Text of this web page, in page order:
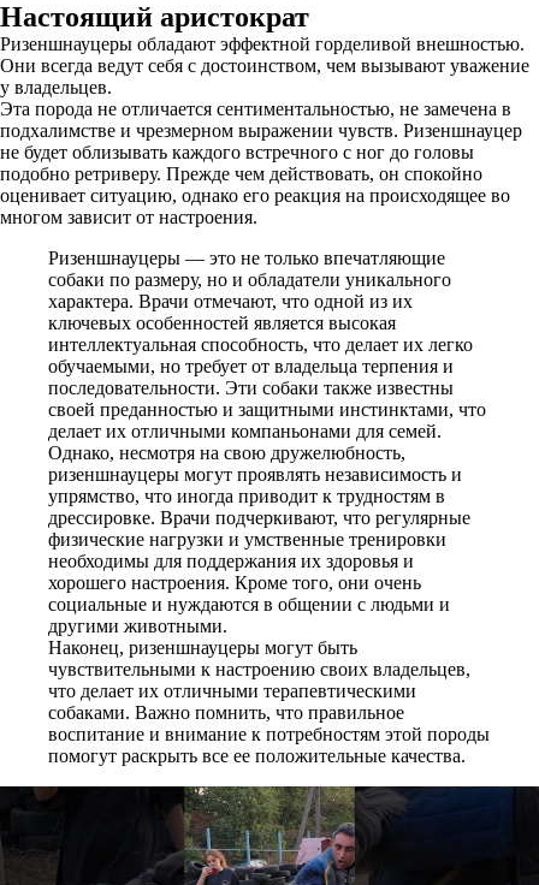
Настоящий аристократ
Ризеншнауцеры обладают эффектной горделивой внешностью.
Они всегда ведут себя с достоинством, чем вызывают уважение
у владельцев.
Эта порода не отличается сентиментальностью, не замечена в
подхалимстве и чрезмерном выражении чувств. Ризеншнауцер
не будет облизывать каждого встречного с ног до головы
подобно ретриверу. Прежде чем действовать, он спокойно
оценивает ситуацию, однако его реакция на происходящее во
многом зависит от настроения.
Ризеншнауцеры — это не только впечатляющие
собаки по размеру, но и обладатели уникального
характера. Врачи отмечают, что одной из их
ключевых особенностей является высокая
интеллектуальная способность, что делает их легко
обучаемыми, но требует от владельца терпения и
последовательности. Эти собаки также известны
своей преданностью и защитными инстинктами, что
делает их отличными компаньонами для семей.
Однако, несмотря на свою дружелюбность,
ризеншнауцеры могут проявлять независимость и
упрямство, что иногда приводит к трудностям в
дрессировке. Врачи подчеркивают, что регулярные
физические нагрузки и умственные тренировки
необходимы для поддержания их здоровья и
хорошего настроения. Кроме того, они очень
социальные и нуждаются в общении с людьми и
другими животными.
Наконец, ризеншнауцеры могут быть
чувствительными к настроению своих владельцев,
что делает их отличными терапевтическими
собаками. Важно помнить, что правильное
воспитание и внимание к потребностям этой породы
помогут раскрыть все ее положительные качества.